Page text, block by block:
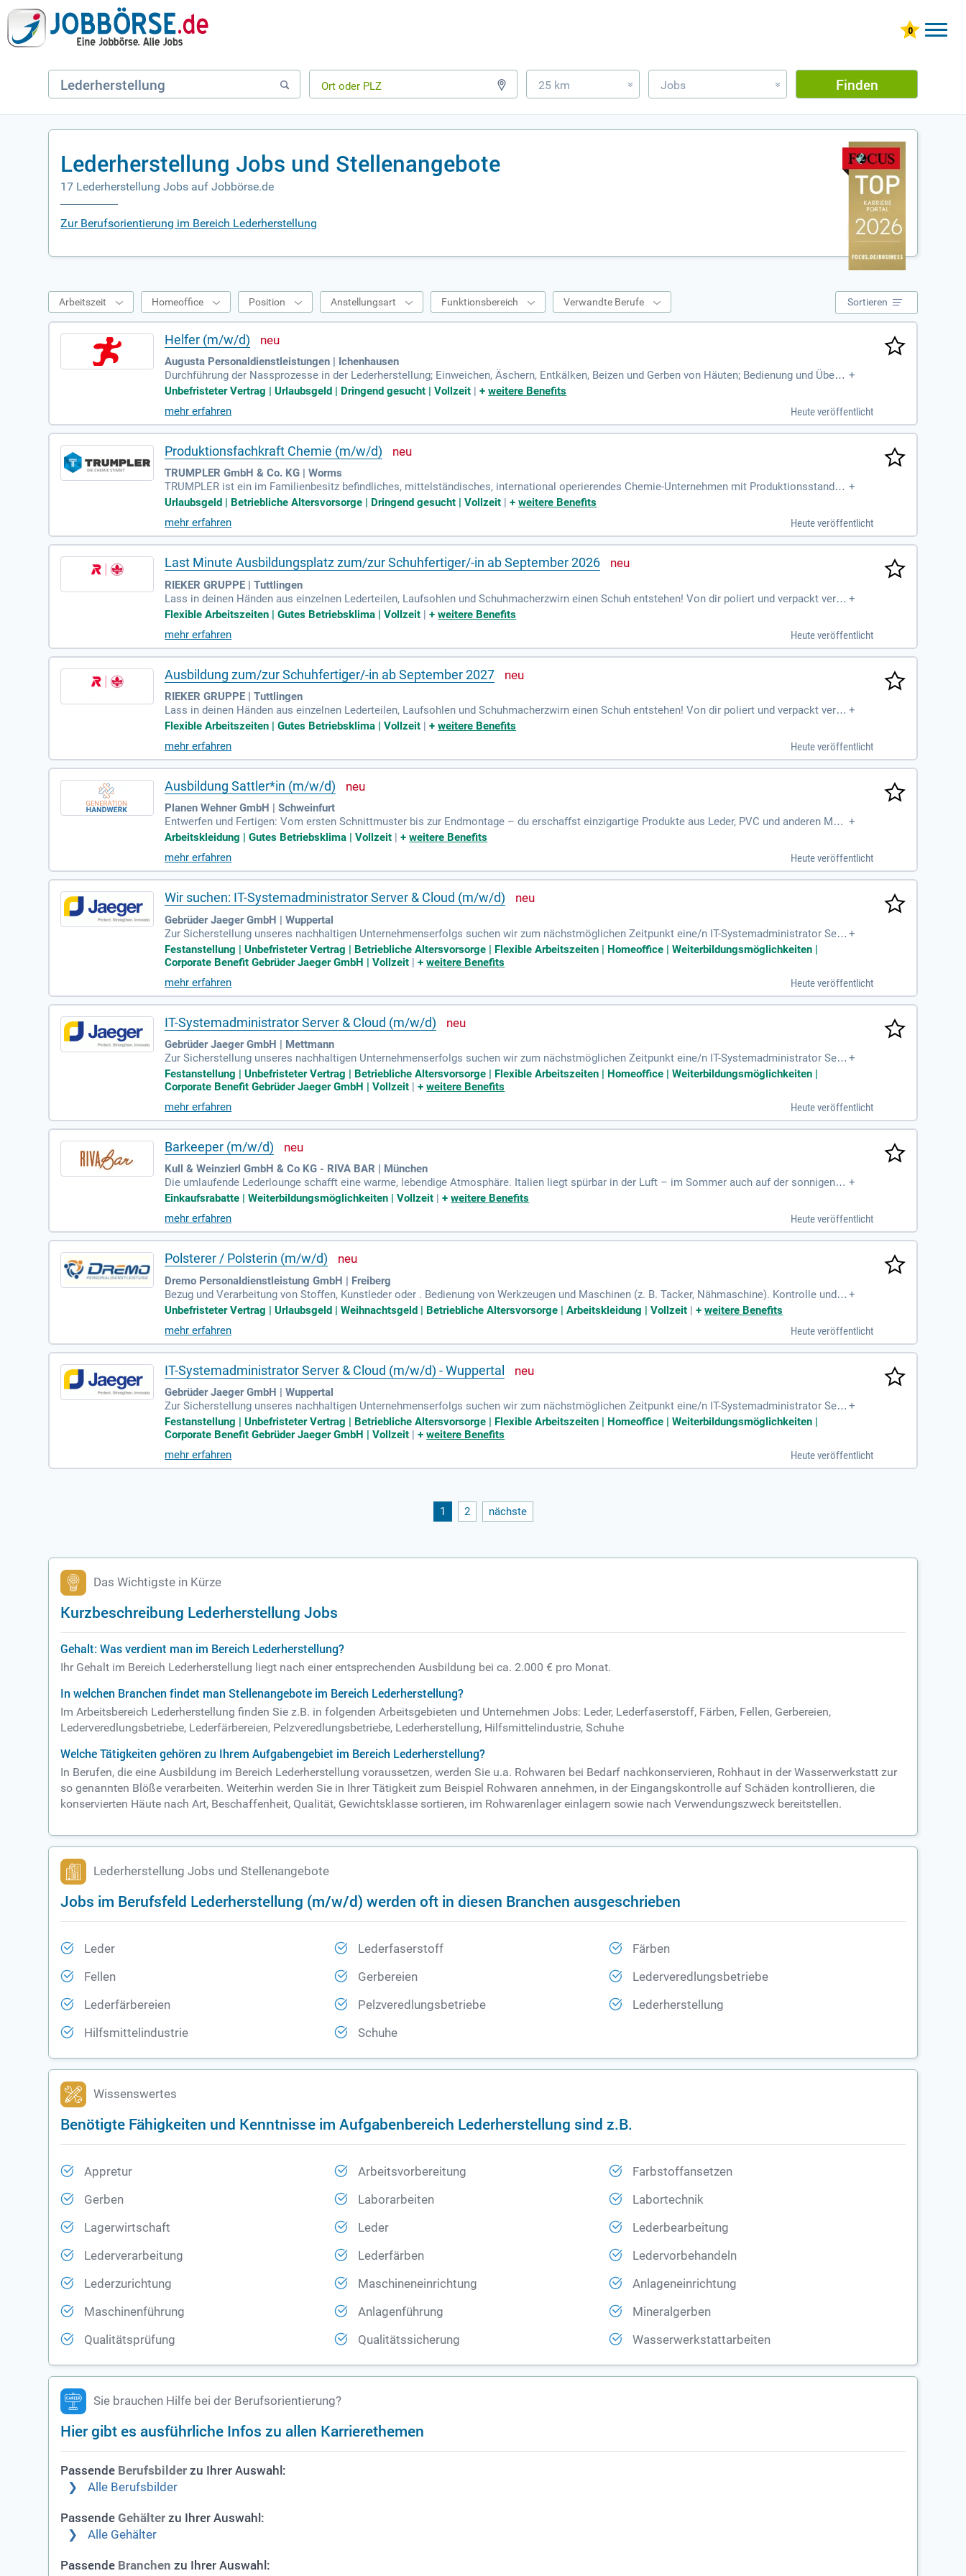
25 km » Jobs » Finden
Lederherstellung Jobs und Stellenangebote
17 Lederherstellung Jobs auf Jobbörse.de
Zur Berufsorientierung im Bereich Lederherstellung
Arbeitszeit Homeoffice Position Anstellungsart Funktionsbereich Verwandte Berufe Sortieren
Helfer (m/w/d)
Augusta Personaldienstleistungen | Ichenhausen
Durchführung der Nassprozesse in der Lederherstellung; Einweichen, Äschern, Entkälken, Beizen und Gerben von Häuten; Bedienung und Überw
achung von Gerbfässern und Produktionsanlagen; Kontrolle von Temperatur, pH-Werten und Chemikalienzugaben; Qualitätskontrolle
+
Unbefristeter Vertrag | Urlaubsgeld | Dringend gesucht | Vollzeit |+weitere Benefits
mehr erfahren
Heute veröffentlicht
Produktionsfachkraft Chemie (m/w/d)
TRUMPLER GmbH & Co. KG | Worms
TRUMPLER ist ein im Familienbesitz befindliches, mittelständisches, international operierendes Chemie-Unternehmen mit Produktionsstandort
en in Deutschland, Spanien, Italien, China und Mexico, das seit über 155 Jahren chemische Produkte für die lederherstellende
+
Urlaubsgeld | Betriebliche Altersvorsorge | Dringend gesucht | Vollzeit |+weitere Benefits
mehr erfahren
Heute veröffentlicht
Last Minute Ausbildungsplatz zum/zur Schuhfertiger/-in ab September 2026
RIEKER GRUPPE | Tuttlingen
Lass in deinen Händen aus einzelnen Lederteilen, Laufsohlen und Schuhmacherzwirn einen Schuh entstehen! Von dir poliert und verpackt verla
ssen bald viele Originale unser Haus, die durch dich erst zum Schuh geworden sind. Start: 01.
+
Flexible Arbeitszeiten | Gutes Betriebsklima | Vollzeit |+weitere Benefits
mehr erfahren
Heute veröffentlicht
Ausbildung zum/zur Schuhfertiger/-in ab September 2027
RIEKER GRUPPE | Tuttlingen
Lass in deinen Händen aus einzelnen Lederteilen, Laufsohlen und Schuhmacherzwirn einen Schuh entstehen! Von dir poliert und verpackt verla
ssen bald viele Originale unser Haus, die durch dich erst zum Schuh geworden sind. Start: 01.
+
Flexible Arbeitszeiten | Gutes Betriebsklima | Vollzeit |+weitere Benefits
mehr erfahren
Heute veröffentlicht
Ausbildung Sattler*in (m/w/d)
Planen Wehner GmbH | Schweinfurt
Entwerfen und Fertigen: Vom ersten Schnittmuster bis zur Endmontage – du erschaffst einzigartige Produkte aus Leder, PVC und anderen Mate
rialien.
+
Arbeitskleidung | Gutes Betriebsklima | Vollzeit |+weitere Benefits
mehr erfahren
Heute veröffentlicht
Wir suchen: IT-Systemadministrator Server & Cloud (m/w/d)
Gebrüder Jaeger GmbH | Wuppertal
Zur Sicherstellung unseres nachhaltigen Unternehmenserfolgs suchen wir zum nächstmöglichen Zeitpunkt eine/n IT-Systemadministrator Serv
er & Cloud (m/w/d) für unseren Standort in Wuppertal, NRW Sie möchten nicht nur Systeme betreiben, sondern unsere moderne
+
Festanstellung | Unbefristeter Vertrag | Betriebliche Altersvorsorge | Flexible Arbeitszeiten | Homeoffice | Weiterbildungsmöglichkeiten |
Corporate Benefit Gebrüder Jaeger GmbH | Vollzeit |+weitere Benefits
mehr erfahren
Heute veröffentlicht
IT-Systemadministrator Server & Cloud (m/w/d)
Gebrüder Jaeger GmbH | Mettmann
Zur Sicherstellung unseres nachhaltigen Unternehmenserfolgs suchen wir zum nächstmöglichen Zeitpunkt eine/n IT-Systemadministrator Serv
er & Cloud (m/w/d) für unseren Standort in Wuppertal, NRW Sie möchten nicht nur Systeme betreiben, sondern unsere moderne
+
Festanstellung | Unbefristeter Vertrag | Betriebliche Altersvorsorge | Flexible Arbeitszeiten | Homeoffice | Weiterbildungsmöglichkeiten |
Corporate Benefit Gebrüder Jaeger GmbH | Vollzeit |+weitere Benefits
mehr erfahren
Heute veröffentlicht
Barkeeper (m/w/d)
Kull & Weinzierl GmbH & Co KG - RIVA BAR | München
Die umlaufende Lederlounge schafft eine warme, lebendige Atmosphäre. Italien liegt spürbar in der Luft – im Sommer auch auf der sonnigen T
errasse. Die riva Bar ist gesellig, und sie ist unkompliziert. Sie ist wie Kurzurlaub in Venetien.
+
Einkaufsrabatte | Weiterbildungsmöglichkeiten | Vollzeit |+weitere Benefits
mehr erfahren
Heute veröffentlicht
Polsterer / Polsterin (m/w/d)
Dremo Personaldienstleistung GmbH | Freiberg
Bezug und Verarbeitung von Stoffen, Kunstleder oder . Bedienung von Werkzeugen und Maschinen (z. B. Tacker, Nähmaschine). Kontrolle und N
achbearbeitung der fertigen Stücke. Ihre Voraussetzungen: Berufserfahrung im Bereich Polsterei (z.
+
Unbefristeter Vertrag | Urlaubsgeld | Weihnachtsgeld | Betriebliche Altersvorsorge | Arbeitskleidung | Vollzeit |+weitere Benefits
mehr erfahren
Heute veröffentlicht
IT-Systemadministrator Server & Cloud (m/w/d) - Wuppertal
Gebrüder Jaeger GmbH | Wuppertal
Zur Sicherstellung unseres nachhaltigen Unternehmenserfolgs suchen wir zum nächstmöglichen Zeitpunkt eine/n IT-Systemadministrator Serv
er & Cloud (m/w/d) für unseren Standort in Wuppertal, NRW Sie möchten nicht nur Systeme betreiben, sondern unsere moderne
+
Festanstellung | Unbefristeter Vertrag | Betriebliche Altersvorsorge | Flexible Arbeitszeiten | Homeoffice | Weiterbildungsmöglichkeiten |
Corporate Benefit Gebrüder Jaeger GmbH | Vollzeit |+weitere Benefits
mehr erfahren
Heute veröffentlicht
1 2 nächste
Das Wichtigste in Kürze
Kurzbeschreibung Lederherstellung Jobs
Gehalt: Was verdient man im Bereich Lederherstellung?
Ihr Gehalt im Bereich Lederherstellung liegt nach einer entsprechenden Ausbildung bei ca. 2.000 € pro Monat.
In welchen Branchen findet man Stellenangebote im Bereich Lederherstellung?
Im Arbeitsbereich Lederherstellung finden Sie z.B. in folgenden Arbeitsgebieten und Unternehmen Jobs: Leder, Lederfaserstoff, Färben, Fellen, Gerbereien,
Lederveredlungsbetriebe, Lederfärbereien, Pelzveredlungsbetriebe, Lederherstellung, Hilfsmittelindustrie, Schuhe
Welche Tätigkeiten gehören zu Ihrem Aufgabengebiet im Bereich Lederherstellung?
In Berufen, die eine Ausbildung im Bereich Lederherstellung voraussetzen, werden Sie u.a. Rohwaren bei Bedarf nachkonservieren, Rohhaut in der Wasserwerkstatt zur
so genannten Blöße verarbeiten. Weiterhin werden Sie in Ihrer Tätigkeit zum Beispiel Rohwaren annehmen, in der Eingangskontrolle auf Schäden kontrollieren, die
konservierten Häute nach Art, Beschaffenheit, Qualität, Gewichtsklasse sortieren, im Rohwarenlager einlagern sowie nach Verwendungszweck bereitstellen.
Lederherstellung Jobs und Stellenangebote
Jobs im Berufsfeld Lederherstellung (m/w/d) werden oft in diesen Branchen ausgeschrieben
Leder Lederfaserstoff Färben
Fellen Gerbereien Lederveredlungsbetriebe
Lederfärbereien Pelzveredlungsbetriebe Lederherstellung
Hilfsmittelindustrie Schuhe
Wissenswertes
Benötigte Fähigkeiten und Kenntnisse im Aufgabenbereich Lederherstellung sind z.B.
Appretur Arbeitsvorbereitung Farbstoffansetzen
Gerben Laborarbeiten Labortechnik
Lagerwirtschaft Leder Lederbearbeitung
Lederverarbeitung Lederfärben Ledervorbehandeln
Lederzurichtung Maschineneinrichtung Anlageneinrichtung
Maschinenführung Anlagenführung Mineralgerben
Qualitätsprüfung Qualitätssicherung Wasserwerkstattarbeiten
Sie brauchen Hilfe bei der Berufsorientierung?
Hier gibt es ausführliche Infos zu allen Karrierethemen
Passende Berufsbilder zu Ihrer Auswahl:
Alle Berufsbilder
PassendeGehälter zu Ihrer Auswahl:
Alle Gehälter
Passende Branchen zu Ihrer Auswahl: